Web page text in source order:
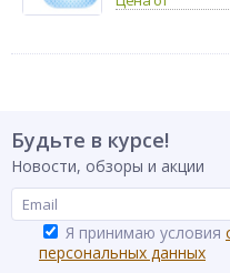
Будьте в курсе!
Новости, обзоры и акции
Я принимаю условия
персональных данных